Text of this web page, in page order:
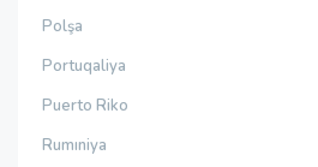
Polşa
Portuqaliya
Puerto Riko
Rumıniya